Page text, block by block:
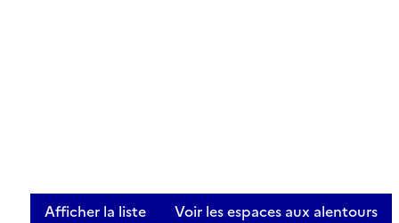
Afficher la liste Voir les espaces aux alentours